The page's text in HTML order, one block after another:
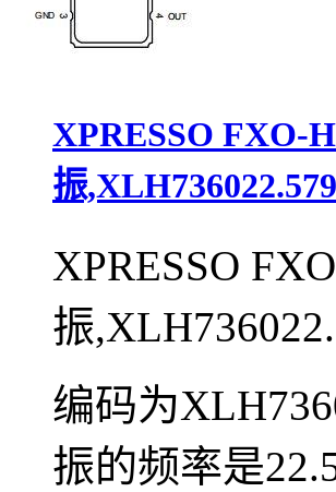
XPRESSO FXO-
振
XPRESSO
振
编码为
振的频率是